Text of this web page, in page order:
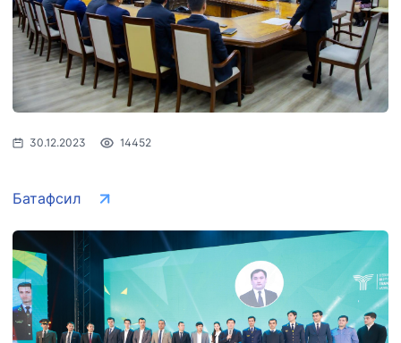
30.12.2023 14452
Батафсил